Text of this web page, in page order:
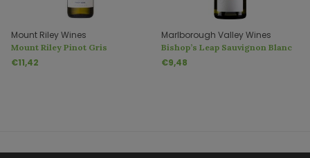
Mount Riley Wines
Mount Riley Pinot Gris
€11,42
Marlborough Valley Wines
Bishop’s Leap Sauvignon Blanc
€9,48